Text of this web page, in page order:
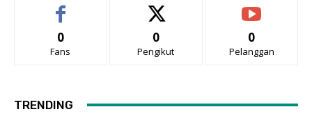
0
Fans
0
Pengikut
0
Pelanggan
TRENDING